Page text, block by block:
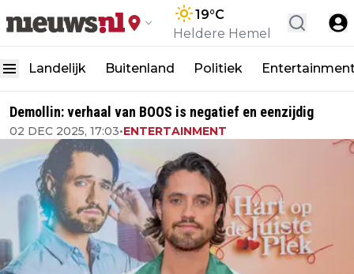
19°C
Heldere Hemel
Landelijk Buitenland Politiek
Demollin: verhaal van BOOS is negatief en eenzijdig
02 DEC 2025, 17:03•ENTERTAINMENT